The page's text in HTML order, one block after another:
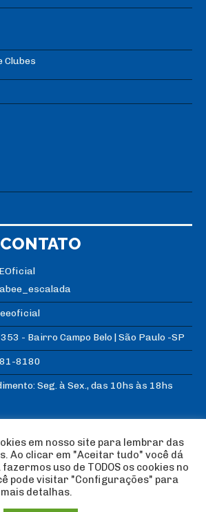
Clubes
- Bairro Campo Belo | São Paulo -SP
8180
Seg. à Sex., das 10hs às 18hs
| Associação Brasileira de Escalada
| Design:
Imagética Design
em nosso site para lembrar das
Ao clicar em "Aceitar tudo" você dá
uso de TODOS os cookies no
pode visitar "Configurações" para
detalhas.